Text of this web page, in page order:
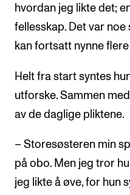
hvordan jeg likte det;
fellesskap. Det var
kan fortsatt nynne
Helt fra start syntes
utforske. Sammen
av de daglige pliktene.
– Storesøsteren min
på obo. Men jeg tror
jeg likte å øve, for hun